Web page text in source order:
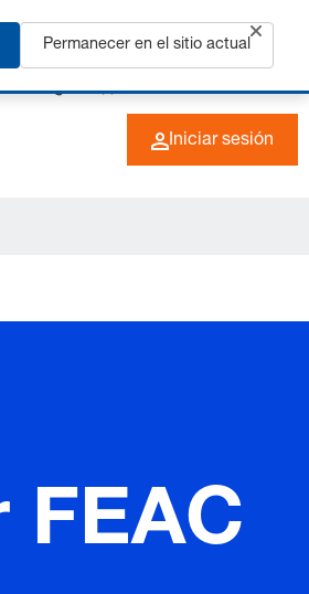
+49 (0) 6266 73-0 ES
Iniciar sesión
FEAC
Permanecer en el sitio actual